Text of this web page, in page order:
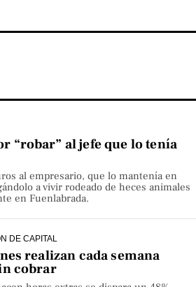
“robar” al jefe que lo tenía
al empresario, que lo mantenía en
a vivir rodeado de heces animales
en Fuenlabrada.
DE CAPITAL
realizan cada semana
cobrar